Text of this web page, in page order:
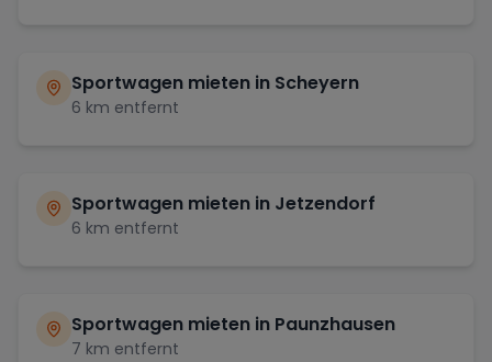
Sportwagen mieten in Scheyern
6 km entfernt
Sportwagen mieten in Jetzendorf
6 km entfernt
Sportwagen mieten in Paunzhausen
7 km entfernt